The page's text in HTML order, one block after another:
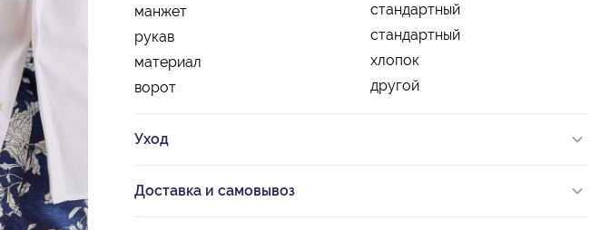
манжет
стандартный
рукав
стандартный
материал
хлопок
ворот
другой
Уход
Доставка и самовывоз